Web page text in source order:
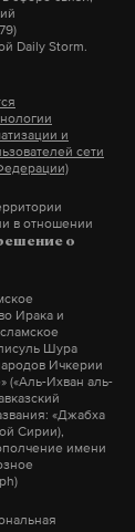
Ponce,
и с
игру в
—
а
шок и
зону
которая
. Он
VK
Daily Storm.
и
сети
в отношении
о
Ирака и
Шура
Ичкерии
(«Аль-Ихван аль-
«Джабха
Сирии),
имени